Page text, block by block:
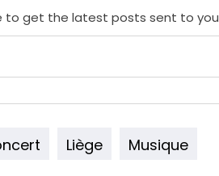
to get the latest posts sent to
Liège Musique